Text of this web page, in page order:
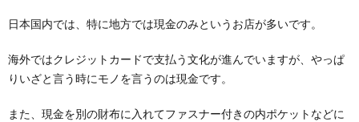
日本国内では、特に地方では現金のみというお店が多いです。
海外ではクレジットカードで支払う文化が進んでいますが、やっぱ
りいざと言う時にモノを言うのは現金です。
また、現金を別の財布に入れてファスナー付きの内ポケットなどに